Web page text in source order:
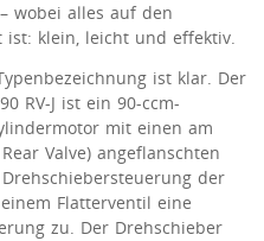
wobei alles auf den
klein, leicht und effektiv.
ist klar. Der
RV-J ist ein 90-ccm-
mit einen am
Valve) angeflanschten
der
Flatterventil eine
zu. Der Drehschieber